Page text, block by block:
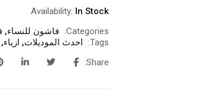
Availability: In Stock
Categories:
فاشون للنساء,
Tags:
احدث الموديلات, ازياء,
Share: